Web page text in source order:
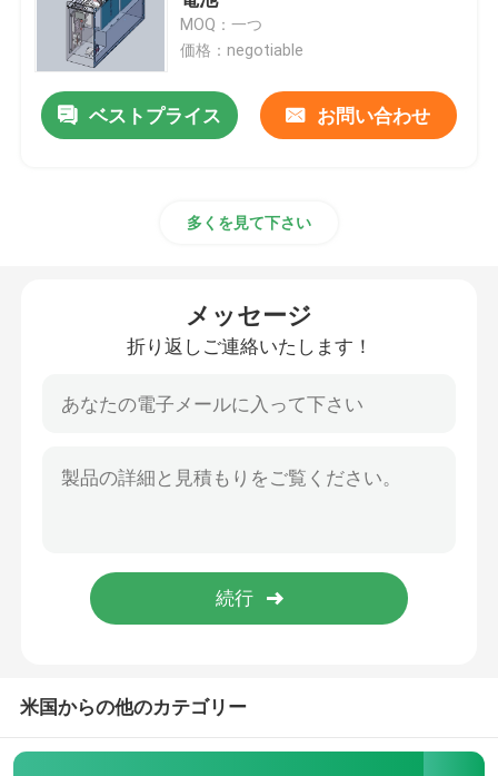
リチウム トラクター電池
積込み機電池
芝刈機のリチウム電池
歯切り工具電池
電気ドリルのリチウム電池
リチウム電池 モジュール
MOQ：一つ
価格：negotiable
ベストプライス お問い合わせ
多くを見て下さい
メッセージ
折り返しご連絡いたします！
米国からの他のカテゴリー